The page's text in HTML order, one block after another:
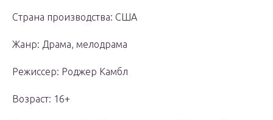
Страна производства: США
Жанр: Драма, мелодрама
Режиссер: Роджер Камбл
Возраст: 16+